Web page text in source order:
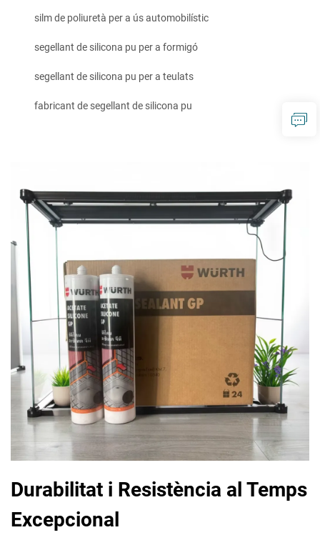
silm de poliuretà per a ús automobilístic
segellant de silicona pu per a formigó
segellant de silicona pu per a teulats
fabricant de segellant de silicona pu
Durabilitat i Resistència al Temps
Excepcional